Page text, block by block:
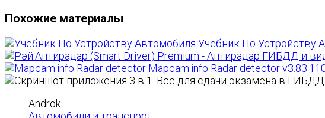
Похожие материалы
Учебник По Устройству
Mapcam.info Radar detector
Androk